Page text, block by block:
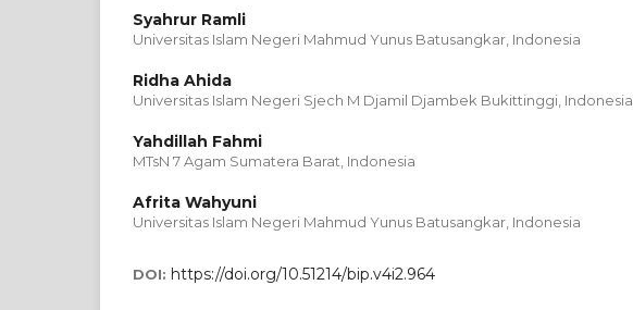
Syahrur Ramli
Universitas Islam Negeri Mahmud Yunus Batusangkar, Indonesia
Ridha Ahida
Universitas Islam Negeri Sjech M Djamil Djambek Bukittinggi, Indonesia
Yahdillah Fahmi
MTsN 7 Agam Sumatera Barat, Indonesia
Afrita Wahyuni
Universitas Islam Negeri Mahmud Yunus Batusangkar, Indonesia
DOI: https://doi.org/10.51214/bip.v4i2.964